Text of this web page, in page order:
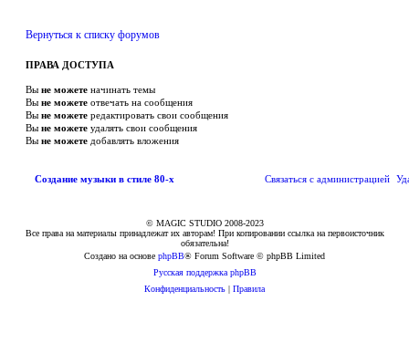
т
а
Вернуться к списку форумов
ПРАВА ДОСТУПА
Вы не можете начинать темы
Вы не можете отвечать на сообщения
Вы не можете редактировать свои сообщения
Вы не можете удалять свои сообщения
Вы не можете добавлять вложения
Создание музыки в стиле 80-х
Связаться с
Связаться с администрацией
© MAGIC STUDIO 2008-2023
Все права на материалы принадлежат их авторам! При копировании ссылка на первоисточник
обязательна!
Создано на основе phpBB® Forum Software © phpBB Limited
Русская поддержка phpBB
Конфиденциальность | Правила